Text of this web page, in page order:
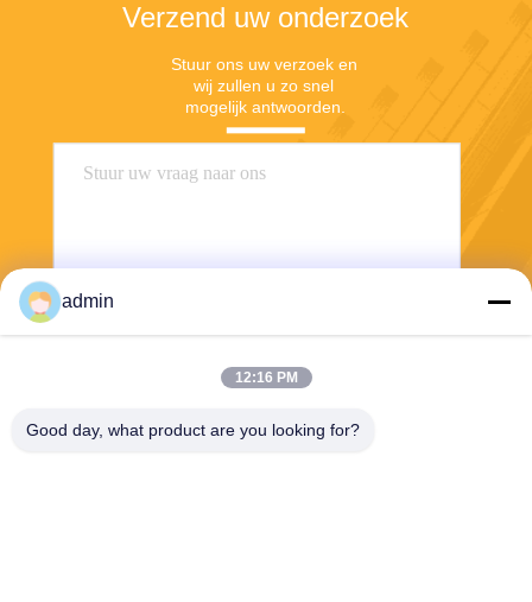
Verzend uw onderzoek
Stuur ons uw verzoek en
wij zullen u zo snel
mogelijk antwoorden.
admin
12:16 PM
Good day, what product are you looking for?